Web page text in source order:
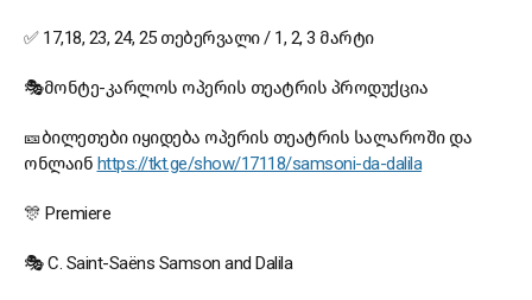
✅ 17,18, 23, 24, 25 თებერვალი / 1, 2, 3 მარტი
🎭მონტე-კარლოს ოპერის თეატრის პროდუქცია
🎫ბილეთები იყიდება ოპერის თეატრის სალაროში და
ონლაინ https://tkt.ge/show/17118/samsoni-da-dalila
🎊 Premiere
🎭 C. Saint-Saëns Samson and Dalila